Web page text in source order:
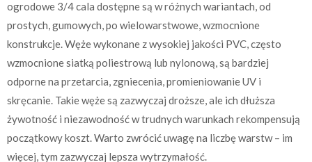
ogrodowe 3/4 cala dostępne są w różnych wariantach, od
prostych, gumowych, po wielowarstwowe, wzmocnione
konstrukcje. Węże wykonane z wysokiej jakości PVC, często
wzmocnione siatką poliestrową lub nylonową, są bardziej
odporne na przetarcia, zgniecenia, promieniowanie UV i
skręcanie. Takie węże są zazwyczaj droższe, ale ich dłuższa
żywotność i niezawodność w trudnych warunkach rekompensują
początkowy koszt. Warto zwrócić uwagę na liczbę warstw – im
więcej, tym zazwyczaj lepsza wytrzymałość.